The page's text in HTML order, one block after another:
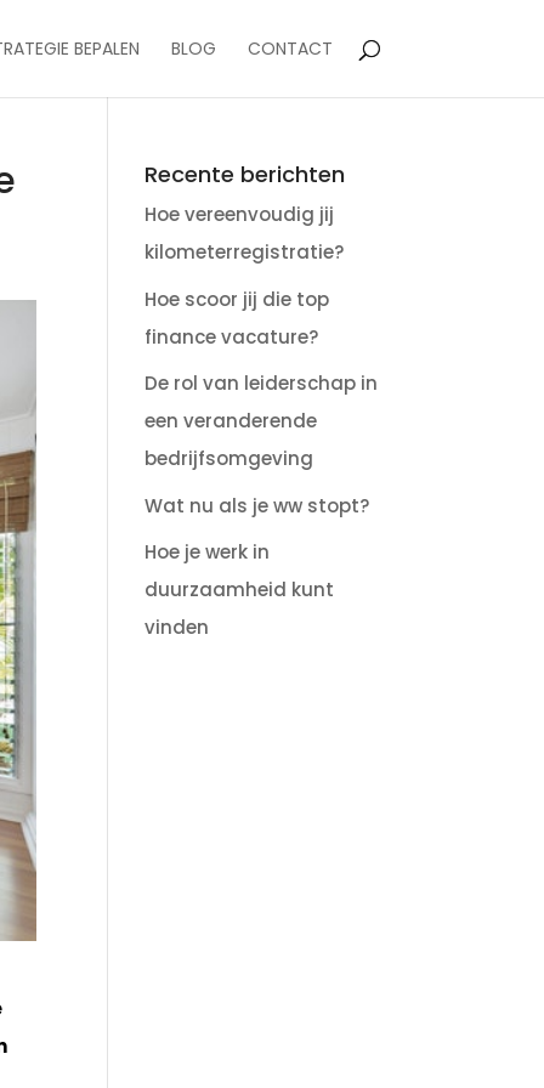
BEPALEN BLOG CONTACT
Recente berichten
Hoe vereenvoudig jij
kilometerregistratie?
Hoe scoor jij die top
finance vacature?
De rol van leiderschap in
een veranderende
bedrijfsomgeving
Wat nu als je ww stopt?
Hoe je werk in
duurzaamheid kunt
vinden